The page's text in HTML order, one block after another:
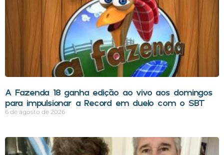
A Fazenda 18 ganha edição ao vivo aos domingos
para impulsionar a Record em duelo com o SBT
6 de agosto de 2026